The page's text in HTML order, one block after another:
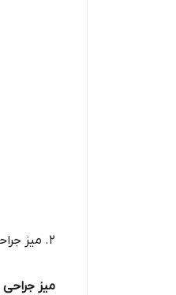
۲. میز جراحی دامپزشکی
میز جراحی